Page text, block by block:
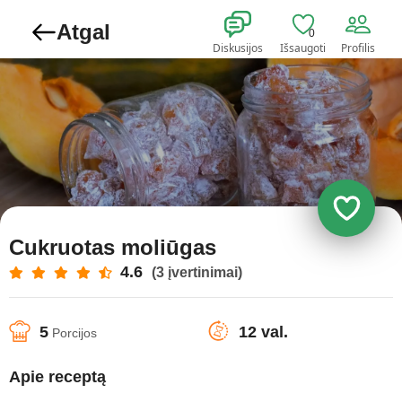
Atgal
Diskusijos
0
Išsaugoti Profilis
Cukruotas moliūgas
4.6 (3 įvertinimai)
5 Porcijos 12 val.
Apie receptą